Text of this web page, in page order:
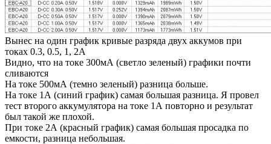
Вынес на один график кривые разряда двух аккумов при
токах 0.3, 0.5, 1, 2А
Видно, что на токе 300мА (светло зеленый) графики почти
сливаются
На токе 500мА (темно зеленый) разница больше.
На токе 1А (синий график) самая большая разница. Я провел
тест второго аккумулятора на токе 1А повторно и результат
был такой же плохой.
При токе 2А (красный график) самая большая просадка по
емкости, разница небольшая.